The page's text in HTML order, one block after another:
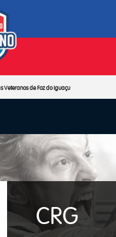
Veteranos de Foz do Iguaçu
CRG